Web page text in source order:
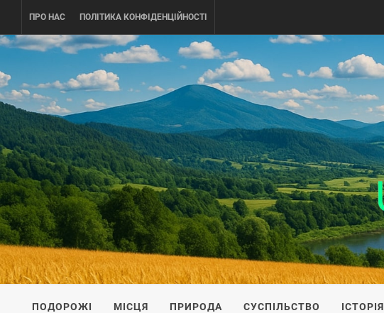
content
ПРО НАС ПОЛІТИКА КОНФІДЕНЦІЙНОСТІ
UKRAINE-IS
ПОДОРОЖI ПО УКРАЇНІ
ПОДОРОЖІ МІСЦЯ ПРИРОДА СУСПІЛЬСТВО ІСТОРІЯ